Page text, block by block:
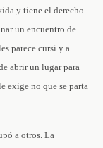
y tiene el derecho
un encuentro de
parece cursi y a
abrir un lugar para
exige no que se parta
a otros. La